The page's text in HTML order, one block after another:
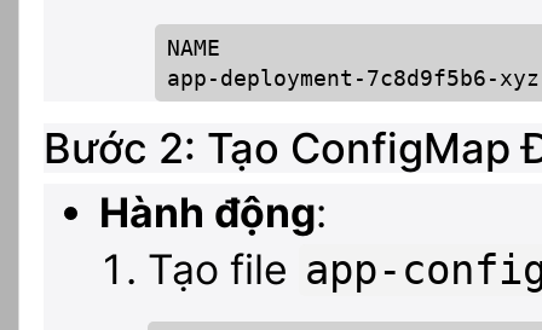
NAME
app-deployment-
Bước 2: Tạo ConfigMap
Hành động:
Tạo file app-